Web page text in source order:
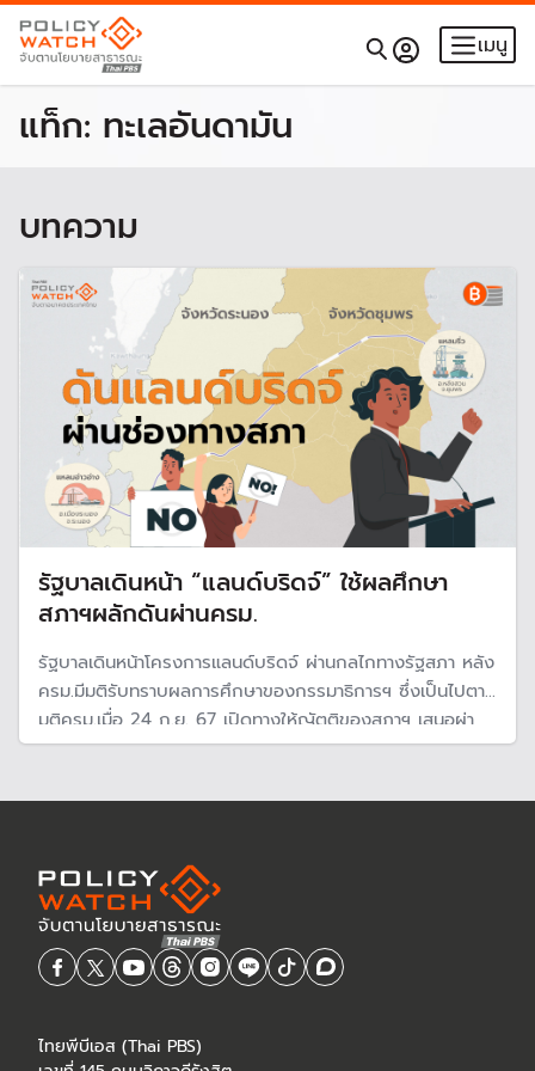
เมนู
แท็ก: ทะเลอันดามัน
บทความ
รัฐบาลเดินหน้า “แลนด์บริดจ์” ใช้ผลศึกษา
สภาฯผลักดันผ่านครม.
รัฐบาลเดินหน้าโครงการแลนด์บริดจ์ ผ่านกลไกทางรัฐสภา หลัง
ครม.มีมติรับทราบผลการศึกษาของกรรมาธิการฯ ซึ่งเป็นไปตาม
มติครม.เมื่อ 24 ก.ย. 67 เปิดทางให้ญัตติของสภาฯ เสนอผ่า
นครม. และถือเป็นมติครม. คาดว่าจะมีการเสนอร่างพระราช
ไทยพีบีเอส (Thai PBS)